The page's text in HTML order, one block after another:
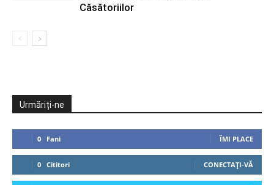
Căsătoriilor
Urmăriți-ne
0 Fani ÎMI PLACE
0 Cititori CONECTAȚI-VĂ